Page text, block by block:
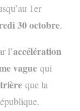
1er
30 octobre.
l’accélération
vague qui
que la